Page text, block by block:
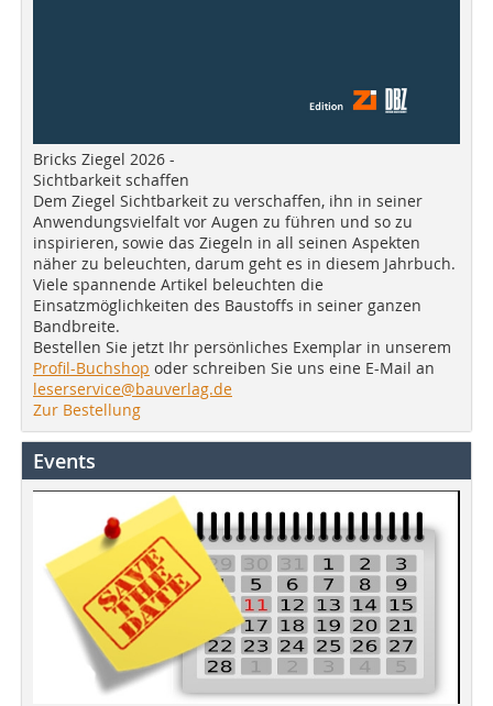
Bricks Ziegel 2026 -
Sichtbarkeit schaffen
Dem Ziegel Sichtbarkeit zu verschaffen, ihn in seiner
Anwendungsvielfalt vor Augen zu führen und so zu
inspirieren, sowie das Ziegeln in all seinen Aspekten
näher zu beleuchten, darum geht es in diesem Jahrbuch.
Viele spannende Artikel beleuchten die
Einsatzmöglichkeiten des Baustoffs in seiner ganzen
Bandbreite.
Bestellen Sie jetzt Ihr persönliches Exemplar in unserem
Profil-Buchshop oder schreiben Sie uns eine E-Mail an
leserservice@bauverlag.de
Zur Bestellung
Events